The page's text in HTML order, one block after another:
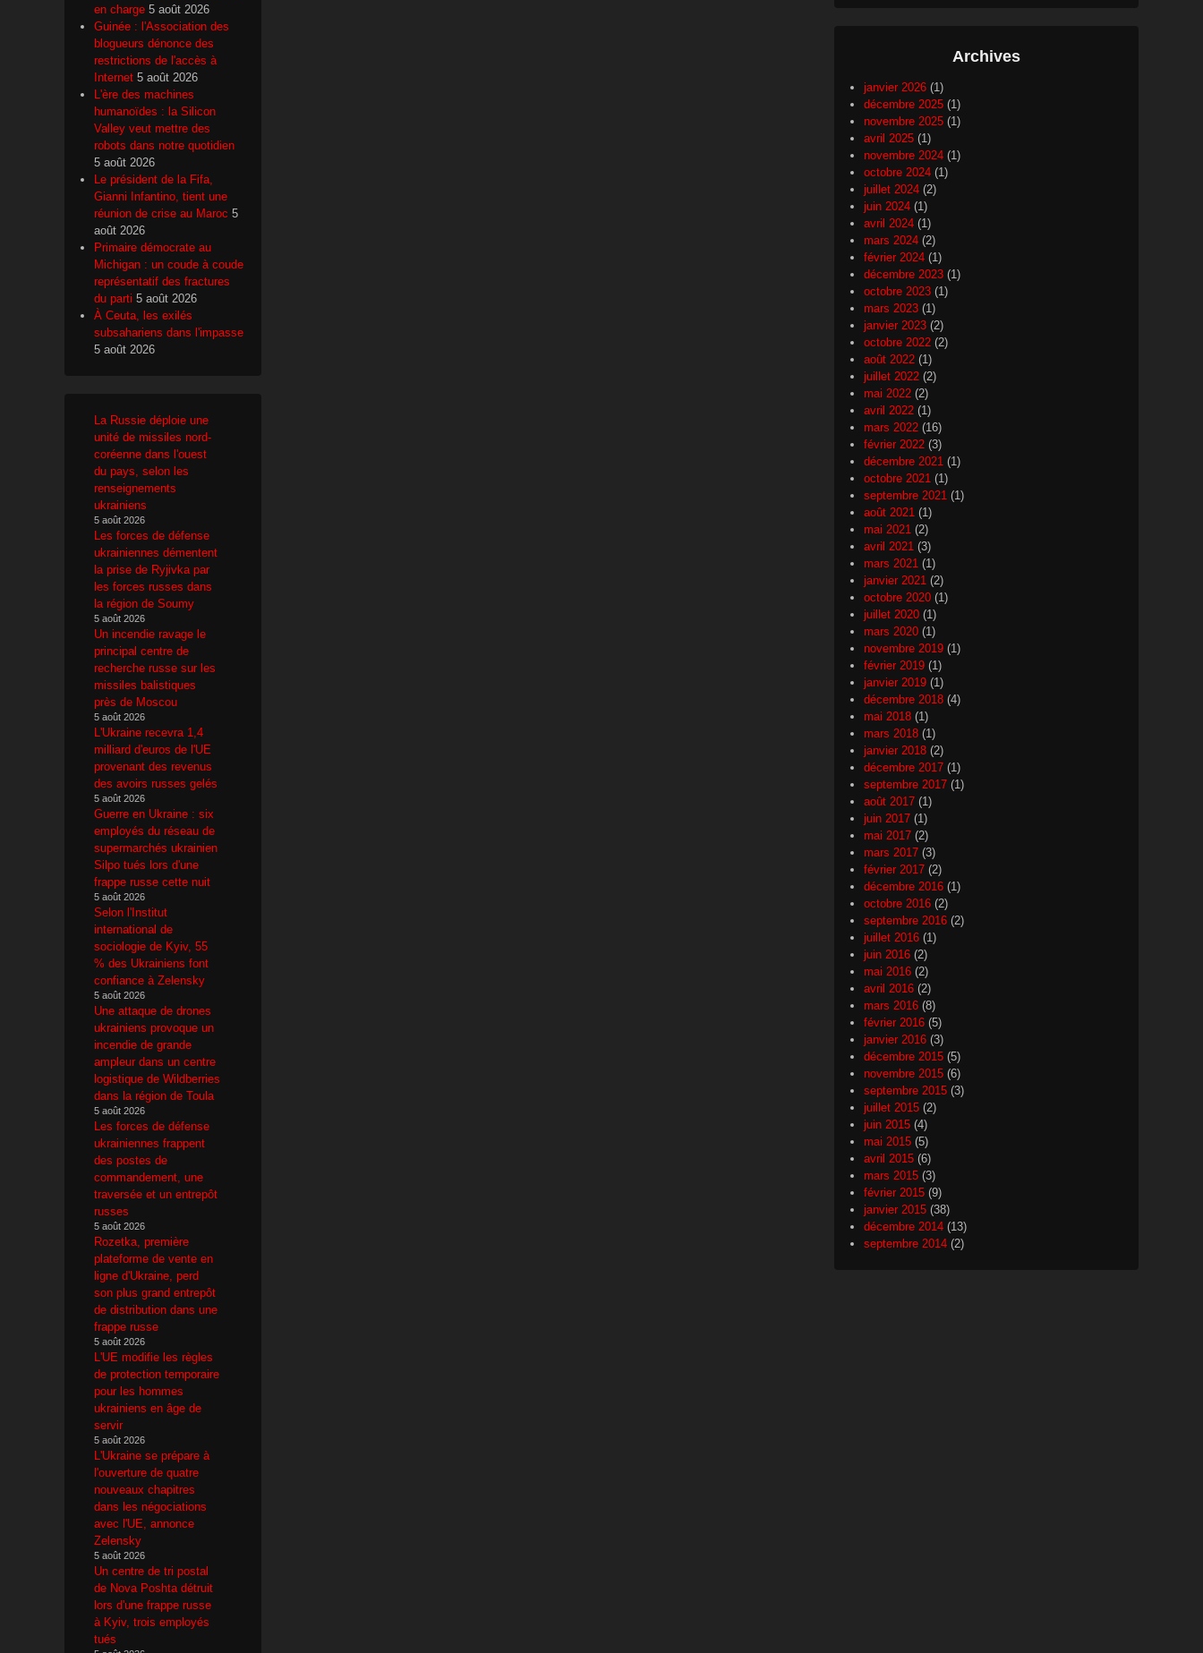
Archives
janvier 2026 (1)
décembre 2025 (1)
novembre 2025 (1)
avril 2025 (1)
novembre 2024 (1)
octobre 2024 (1)
juillet 2024 (2)
juin 2024 (1)
avril 2024 (1)
mars 2024 (2)
février 2024 (1)
décembre 2023 (1)
octobre 2023 (1)
mars 2023 (1)
janvier 2023 (2)
octobre 2022 (2)
août 2022 (1)
juillet 2022 (2)
mai 2022 (2)
avril 2022 (1)
mars 2022 (16)
février 2022 (3)
décembre 2021 (1)
octobre 2021 (1)
septembre 2021 (1)
août 2021 (1)
mai 2021 (2)
avril 2021 (3)
mars 2021 (1)
janvier 2021 (2)
octobre 2020 (1)
juillet 2020 (1)
mars 2020 (1)
novembre 2019 (1)
février 2019 (1)
janvier 2019 (1)
décembre 2018 (4)
mai 2018 (1)
mars 2018 (1)
janvier 2018 (2)
décembre 2017 (1)
septembre 2017 (1)
août 2017 (1)
juin 2017 (1)
mai 2017 (2)
mars 2017 (3)
février 2017 (2)
décembre 2016 (1)
octobre 2016 (2)
septembre 2016 (2)
juillet 2016 (1)
juin 2016 (2)
mai 2016 (2)
avril 2016 (2)
mars 2016 (8)
février 2016 (5)
janvier 2016 (3)
décembre 2015 (5)
novembre 2015 (6)
septembre 2015 (3)
juillet 2015 (2)
juin 2015 (4)
mai 2015 (5)
avril 2015 (6)
mars 2015 (3)
février 2015 (9)
janvier 2015 (38)
décembre 2014 (13)
septembre 2014 (2)
en charge 5 août 2026
Guinée : l'Association des
blogueurs dénonce des
restrictions de l'accès à
Internet 5 août 2026
L'ère des machines
humanoïdes : la Silicon
Valley veut mettre des
robots dans notre quotidien
5 août 2026
Le président de la Fifa,
Gianni Infantino, tient une
réunion de crise au Maroc 5
août 2026
Primaire démocrate au
Michigan : un coude à coude
représentatif des fractures
du parti 5 août 2026
À Ceuta, les exilés
subsahariens dans l'impasse
5 août 2026
La Russie déploie une
unité de missiles nord-
coréenne dans l'ouest
du pays, selon les
renseignements
ukrainiens
5 août 2026
Les forces de défense
ukrainiennes démentent
la prise de Ryjivka par
les forces russes dans
la région de Soumy
5 août 2026
Un incendie ravage le
principal centre de
recherche russe sur les
missiles balistiques
près de Moscou
5 août 2026
L'Ukraine recevra 1,4
milliard d'euros de l'UE
provenant des revenus
des avoirs russes gelés
5 août 2026
Guerre en Ukraine : six
employés du réseau de
supermarchés ukrainien
Silpo tués lors d'une
frappe russe cette nuit
5 août 2026
Selon l'Institut
international de
sociologie de Kyiv, 55
% des Ukrainiens font
confiance à Zelensky
5 août 2026
Une attaque de drones
ukrainiens provoque un
incendie de grande
ampleur dans un centre
logistique de Wildberries
dans la région de Toula
5 août 2026
Les forces de défense
ukrainiennes frappent
des postes de
commandement, une
traversée et un entrepôt
russes
5 août 2026
Rozetka, première
plateforme de vente en
ligne d'Ukraine, perd
son plus grand entrepôt
de distribution dans une
frappe russe
5 août 2026
L'UE modifie les règles
de protection temporaire
pour les hommes
ukrainiens en âge de
servir
5 août 2026
L'Ukraine se prépare à
l'ouverture de quatre
nouveaux chapitres
dans les négociations
avec l'UE, annonce
Zelensky
5 août 2026
Un centre de tri postal
de Nova Poshta détruit
lors d'une frappe russe
à Kyiv, trois employés
tués